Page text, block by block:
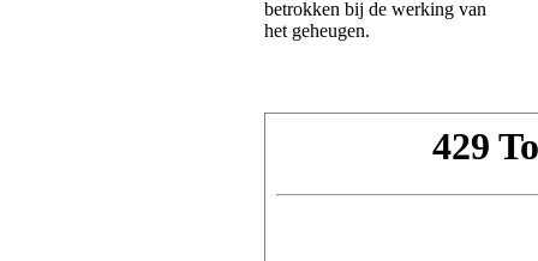
betrokken bij de werking van
het geheugen.